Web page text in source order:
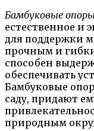
Бамбуковые опоры
естественное и
для поддержки
прочным и
способен
обеспечивать
Бамбуковые
саду, придают
природным